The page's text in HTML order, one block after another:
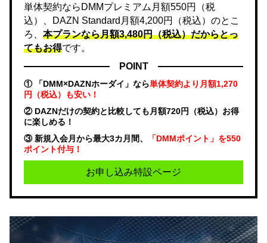
単体契約ならDMMプレミアム月額550円（税
込）、DAZN Standard月額4,200円（税込）のとこ
ろ、 本プランなら月額3,480円（税込）だからとっ
てもお得です。
POINT
① 「DMM×DAZNホーダイ」なら単体契約より月額1,270
円（税込）も安い！
② DAZNだけの契約と比較しても月額720円（税込）お得
に楽しめる！
③ 新規入会月から最大3カ月間、
「DMMポイント」を550
ポイント付与！
お申し込み特設ページ